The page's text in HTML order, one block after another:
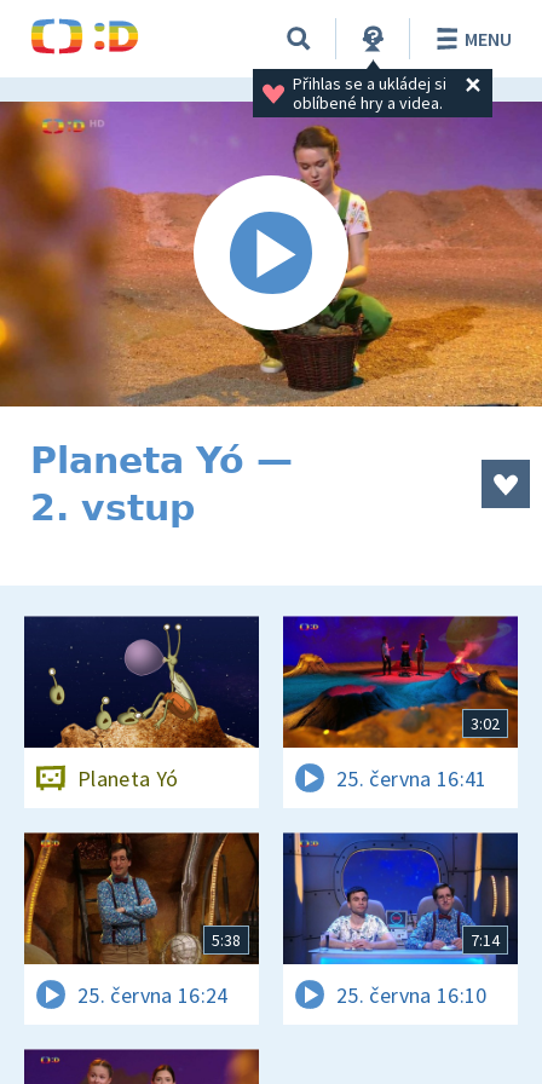
Přihlas se a ukládej si
oblíbené hry a videa.
MENU
Planeta Yó —
2. vstup
Planeta Yó
3:02
25. června 16:41
5:38
25. června 16:24
7:14
25. června 16:10